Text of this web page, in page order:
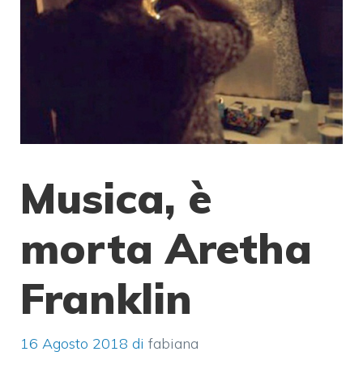
Musica, è
morta Aretha
Franklin
16 Agosto 2018 di fabiana